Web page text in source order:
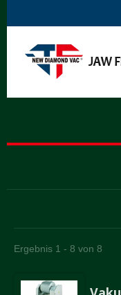
Ergebnis 1 - 8 von 8